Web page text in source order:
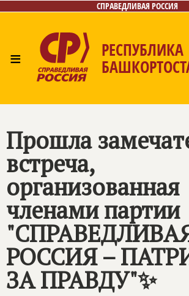
СПРАВЕДЛИВАЯ РОССИЯ
≡ РЕСПУБЛИКА
Прошла
встреча,
организованная
членами партии
РОССИЯ –
ЗА ПРАВДУ"✨